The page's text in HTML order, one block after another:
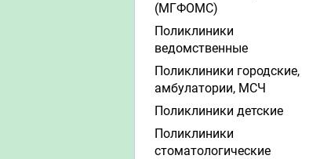
(МГФОМС)
Поликлиники
ведомственные
Поликлиники городские,
амбулатории, МСЧ
Поликлиники детские
Поликлиники
стоматологические